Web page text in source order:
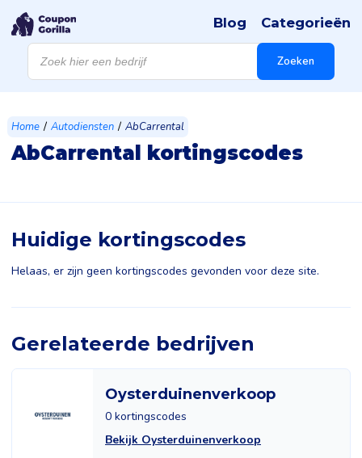
Producten
zoeken Zoeken
Blog Categorieën
Home / Autodiensten / AbCarrental
AbCarrental kortingscodes
Huidige kortingscodes
Helaas, er zijn geen kortingscodes gevonden voor deze site.
Gerelateerde bedrijven
Oysterduinenverkoop
0 kortingscodes
Bekijk Oysterduinenverkoop